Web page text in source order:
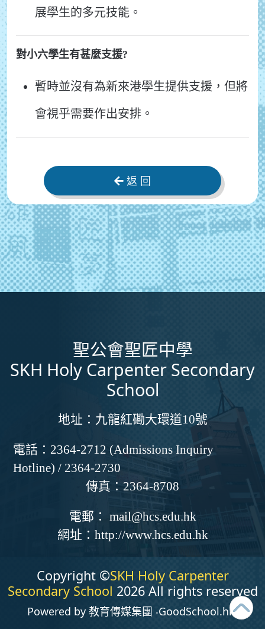
展學生的多元技能。
對小六學生有甚麼支援?
暫時並沒有為新來港學生提供支援，但將
會視乎需要作出安排。
返 回
聖公會聖匠中學
SKH Holy Carpenter Secondary
School
地址： 九龍紅磡大環道10號
電話： 2364-2712 (Admissions Inquiry
Hotline) / 2364-2730
傳真： 2364-8708
電郵： mail@hcs.edu.hk
網址： http://www.hcs.edu.hk
Copyright ©SKH Holy Carpenter
Secondary School 2026 All rights reserved
Powered by 教育傳媒集團 ‧GoodSchool.hk.